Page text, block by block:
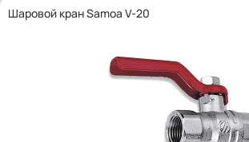
Шаровой кран Samoa V-20